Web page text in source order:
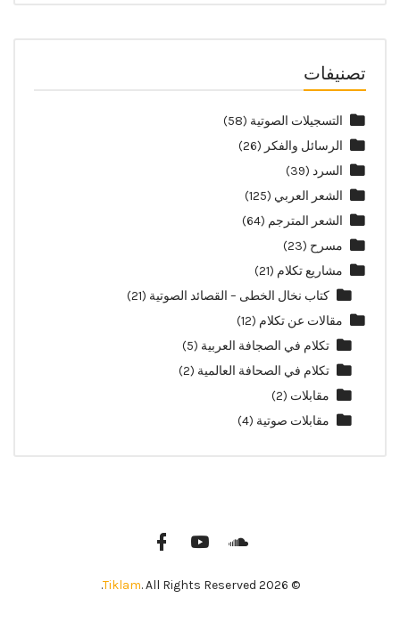
تصنيفات
التسجيلات الصوتية (58)
الرسائل والفكر (26)
السرد (39)
الشعر العربي (125)
الشعر المترجم (64)
مسرح (23)
مشاريع تكلام (21)
كتاب نخال الخطى – القصائد الصوتية (21)
مقالات عن تكلام (12)
تكلام في الصجافة العربية (5)
تكلام في الصحافة العالمية (2)
مقابلات (2)
مقابلات صوتية (4)
© 2026
Tiklam. All Rights Reserved.